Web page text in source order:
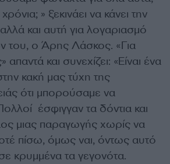
» ξεκινάει να κάνει την
και αυτή για λογαριασμό
του, ο Άρης Λάσκος. «Για
και συνεχίζει: «Είναι ένα
κακή μας τύχη της
ότι μπορούσαμε να
έσφιγγαν τα δόντια και
μιας παραγωγής χωρίς να
πίσω, όμως ναι, όντως αυτό
κρυμμένα τα γεγονότα.